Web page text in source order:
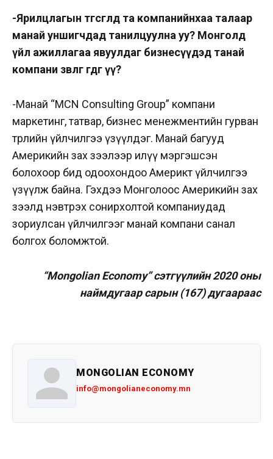
-Ярилцлагын төгсгөлд та компанийнхаа талаар
манай уншигчдад танилцуулна уу? Монголд
үйл ажиллагаа явуулдаг бизнесүүдэд танай
компани зөвлөгөө өгдөг үү?
-Манай “MCN Consulting Group” компани
маркетинг, татвар, бизнес менежментийн гурван
төрлийн үйлчилгээ үзүүлдэг. Манай багууд
Америкийн зах зээлээр илүү мэргэшсэн
болохоор бид одоохондоо Америкт үйлчилгээ
үзүүлж байна. Гэхдээ Монголоос Америкийн зах
зээлд нэвтрэх сонирхолтой компаниудад
зориулсан үйлчилгээг манай компани санал
болгох боломжтой.
“Mongolian Economy” сэтгүүлийн 2020 оны
наймдугаар сарын (167) дугаараас
MONGOLIAN ECONOMY
info@mongolianeconomy.mn